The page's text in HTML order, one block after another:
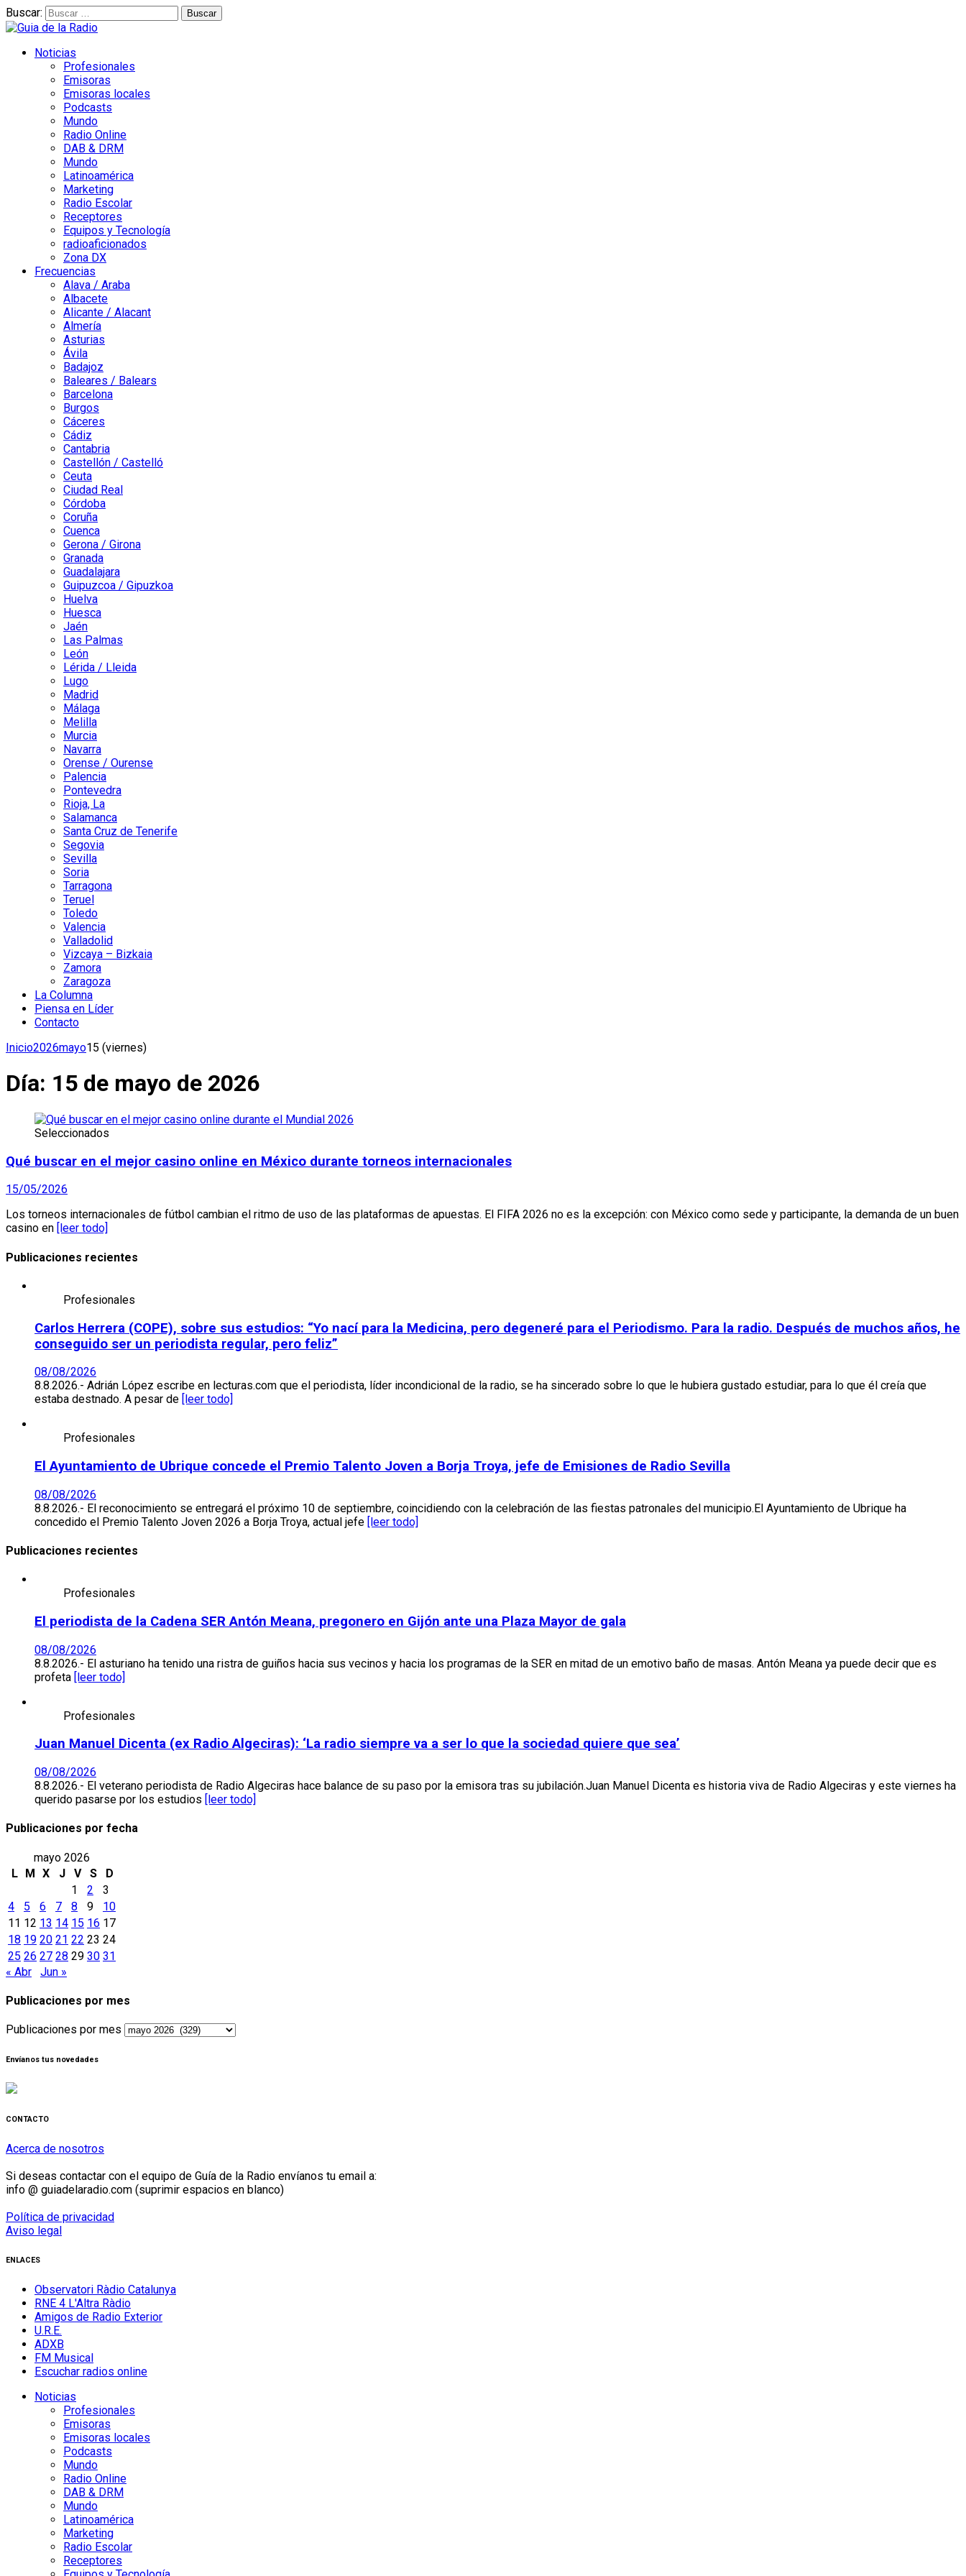
Buscar:
Noticias
Profesionales
Emisoras
Emisoras locales
Podcasts
Mundo
Radio Online
DAB & DRM
Mundo
Latinoamérica
Marketing
Radio Escolar
Receptores
Equipos y Tecnología
radioaficionados
Zona DX
Frecuencias
Alava / Araba
Albacete
Alicante / Alacant
Almería
Asturias
Ávila
Badajoz
Baleares / Balears
Barcelona
Burgos
Cáceres
Cádiz
Cantabria
Castellón / Castelló
Ceuta
Ciudad Real
Córdoba
Coruña
Cuenca
Gerona / Girona
Granada
Guadalajara
Guipuzcoa / Gipuzkoa
Huelva
Huesca
Jaén
Las Palmas
León
Lérida / Lleida
Lugo
Madrid
Málaga
Melilla
Murcia
Navarra
Orense / Ourense
Palencia
Pontevedra
Rioja, La
Salamanca
Santa Cruz de Tenerife
Segovia
Sevilla
Soria
Tarragona
Teruel
Toledo
Valencia
Valladolid
Vizcaya – Bizkaia
Zamora
Zaragoza
La Columna
Piensa en Líder
Contacto
Inicio2026mayo15 (viernes)
Día: 15 de mayo de 2026
Seleccionados
Qué buscar en el mejor casino online en México durante torneos internacionales
15/05/2026
Los torneos internacionales de fútbol cambian el ritmo de uso de las plataformas de apuestas. El FIFA 2026 no es la excepción: con México como sede y participante, la demanda de un buen
casino en
[leer todo]
Publicaciones recientes
Profesionales
Carlos Herrera (COPE), sobre sus estudios: “Yo nací para la Medicina, pero degeneré para el Periodismo. Para la radio. Después de muchos años, he
conseguido ser un periodista regular, pero feliz”
08/08/2026
8.8.2026.- Adrián López escribe en lecturas.com que el periodista, líder incondicional de la radio, se ha sincerado sobre lo que le hubiera gustado estudiar, para lo que él creía que
estaba destnado. A pesar de
[leer todo]
Profesionales
El Ayuntamiento de Ubrique concede el Premio Talento Joven a Borja Troya, jefe de Emisiones de Radio Sevilla
08/08/2026
8.8.2026.- El reconocimiento se entregará el próximo 10 de septiembre, coincidiendo con la celebración de las fiestas patronales del municipio.El Ayuntamiento de Ubrique ha
concedido el Premio Talento Joven 2026 a Borja Troya, actual jefe [leer todo]
Publicaciones recientes
Profesionales
El periodista de la Cadena SER Antón Meana, pregonero en Gijón ante una Plaza Mayor de gala
08/08/2026
8.8.2026.- El asturiano ha tenido una ristra de guiños hacia sus vecinos y hacia los programas de la SER en mitad de un emotivo baño de masas. Antón Meana ya puede decir que es
profeta [leer todo]
Profesionales
Juan Manuel Dicenta (ex Radio Algeciras): ‘La radio siempre va a ser lo que la sociedad quiere que sea’
08/08/2026
8.8.2026.- El veterano periodista de Radio Algeciras hace balance de su paso por la emisora tras su jubilación.Juan Manuel Dicenta es historia viva de Radio Algeciras y este viernes ha
querido pasarse por los estudios [leer todo]
Publicaciones por fecha
mayo 2026
L
M X J V S
D
1
2
3
4
5 6 7 8 9
10
11 12 13 14 15 16 17
18 19 20 21 22 23 24
25 26 27 28 29 30 31
« Abr
Jun »
Publicaciones por mes
Publicaciones por mes
Envíanos tus novedades
CONTACTO
Acerca de nosotros
Si deseas contactar con el equipo de Guía de la Radio envíanos tu email a:
info @ guiadelaradio.com (suprimir espacios en blanco)
Política de privacidad
Aviso legal
ENLACES
Observatori Ràdio Catalunya
RNE 4 L'Altra Ràdio
Amigos de Radio Exterior
U.R.E.
ADXB
FM Musical
Escuchar radios online
Noticias
Profesionales
Emisoras
Emisoras locales
Podcasts
Mundo
Radio Online
DAB & DRM
Mundo
Latinoamérica
Marketing
Radio Escolar
Receptores